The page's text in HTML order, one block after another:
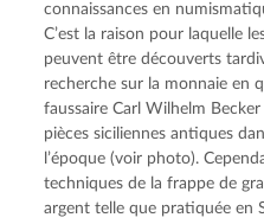
connaissances en
C’est la raison pour laquelle
peuvent être découverts
recherche sur la monnaie en
faussaire Carl Wilhelm
pièces siciliennes antiques
l’époque (voir photo).
techniques de la frappe de
argent telle que pratiquée en